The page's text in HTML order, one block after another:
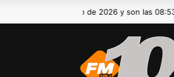
8 de Agosto de 2026 y son las 08:53 -